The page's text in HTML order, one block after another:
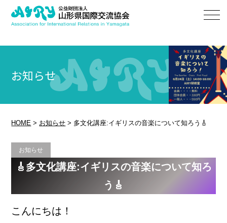
お知らせ
HOME > お知らせ > 多文化講座:イギリスの音楽について知ろう🎸
お知らせ
🎸多文化講座:イギリスの音楽について知ろ
う🎸
こんにちは！